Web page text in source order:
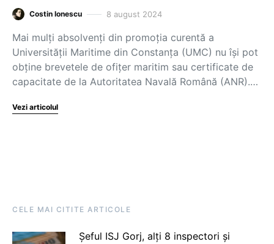
Costin Ionescu 8 august 2024
Mai mulți absolvenți din promoția curentă a
Universității Maritime din Constanța (UMC) nu își pot
obține brevetele de ofițer maritim sau certificate de
capacitate de la Autoritatea Navală Română (ANR).…
Vezi articolul
CELE MAI CITITE ARTICOLE
Șeful ISJ Gorj, alți 8 inspectori și